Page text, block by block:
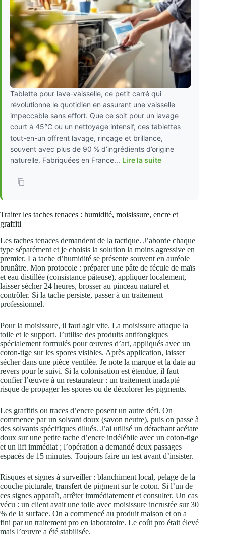
Tablette pour lave-vaisselle, ce petit carré qui
révolutionne le quotidien en assurant une vaisselle
impeccable sans effort. Que ce soit pour un lavage
court à 45°C ou un nettoyage intensif, ces tablettes
tout-en-un offrent lavage, rinçage et brillance,
souvent avec plus de 90 % d’ingrédients d’origine
naturelle. Fabriquées en France... Lire la suite
Traiter les taches tenaces : humidité, moisissure, encre et
graffiti
Les taches tenaces demandent de la tactique. J’aborde chaque
type séparément et je choisis la solution la moins agressive en
premier. La tache d’humidité se présente souvent en auréole
brunâtre. Mon protocole : préparer une pâte de fécule de maïs
et eau distillée (consistance pâteuse), appliquer localement,
laisser sécher 24 heures, brosser au pinceau naturel et
contrôler. Si la tache persiste, passer à un traitement
professionnel.
Pour la moisissure, il faut agir vite. La moisissure attaque la
toile et le support. J’utilise des produits antifongiques
spécialement formulés pour œuvres d’art, appliqués avec un
coton‑tige sur les spores visibles. Après application, laisser
sécher dans une pièce ventilée. Je note la marque et la date au
revers pour le suivi. Si la colonisation est étendue, il faut
confier l’œuvre à un restaurateur : un traitement inadapté
risque de propager les spores ou de décolorer les pigments.
Les graffitis ou traces d’encre posent un autre défi. On
commence par un solvant doux (savon neutre), puis on passe à
des solvants spécifiques dilués. J’ai utilisé un détachant acétate
doux sur une petite tache d’encre indélébile avec un coton‑tige
et un lift immédiat ; l’opération a demandé deux passages
espacés de 15 minutes. Toujours faire un test avant d’insister.
Risques et signes à surveiller : blanchiment local, pelage de la
couche picturale, transfert de pigment sur le coton. Si l’un de
ces signes apparaît, arrêter immédiatement et consulter. Un cas
vécu : un client avait une toile avec moisissure incrustée sur 30
% de la surface. On a commencé au produit maison et on a
fini par un traitement pro en laboratoire. Le coût pro était élevé
mais l’œuvre a été stabilisée.